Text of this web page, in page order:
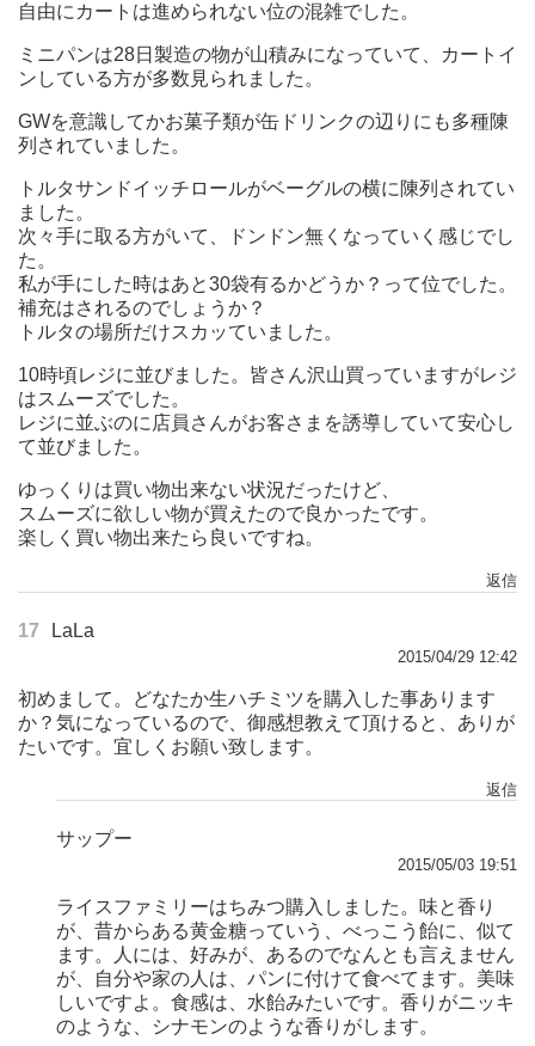
自由にカートは進められない位の混雑でした。
ミニパンは28日製造の物が山積みになっていて、カートイ
ンしている方が多数見られました。
GWを意識してかお菓子類が缶ドリンクの辺りにも多種陳
列されていました。
トルタサンドイッチロールがベーグルの横に陳列されてい
ました。
次々手に取る方がいて、ドンドン無くなっていく感じでし
た。
私が手にした時はあと30袋有るかどうか？って位でした。
補充はされるのでしょうか？
トルタの場所だけスカッていました。
10時頃レジに並びました。皆さん沢山買っていますがレジ
はスムーズでした。
レジに並ぶのに店員さんがお客さまを誘導していて安心し
て並びました。
ゆっくりは買い物出来ない状況だったけど、
スムーズに欲しい物が買えたので良かったです。
楽しく買い物出来たら良いですね。
返信
17 LaLa
2015/04/29 12:42
初めまして。どなたか生ハチミツを購入した事あります
か？気になっているので、御感想教えて頂けると、ありが
たいです。宜しくお願い致します。
返信
サップー
2015/05/03 19:51
ライスファミリーはちみつ購入しました。味と香り
が、昔からある黄金糖っていう、べっこう飴に、似て
ます。人には、好みが、あるのでなんとも言えません
が、自分や家の人は、パンに付けて食べてます。美味
しいですよ。食感は、水飴みたいです。香りがニッキ
のような、シナモンのような香りがします。